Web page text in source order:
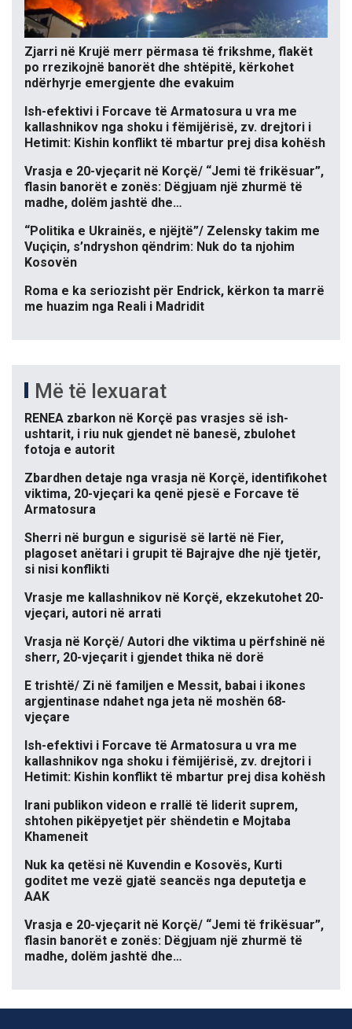
Zjarri në Krujë merr përmasa të frikshme, flakët
po rrezikojnë banorët dhe shtëpitë, kërkohet
ndërhyrje emergjente dhe evakuim
Ish-efektivi i Forcave të Armatosura u vra me
kallashnikov nga shoku i fëmijërisë, zv. drejtori i
Hetimit: Kishin konflikt të mbartur prej disa kohësh
Vrasja e 20-vjeçarit në Korçë/ “Jemi të frikësuar”,
flasin banorët e zonës: Dëgjuam një zhurmë të
madhe, dolëm jashtë dhe…
“Politika e Ukrainës, e njëjtë”/ Zelensky takim me
Vuçiçin, s’ndryshon qëndrim: Nuk do ta njohim
Kosovën
Roma e ka seriozisht për Endrick, kërkon ta marrë
me huazim nga Reali i Madridit
Më të lexuarat
RENEA zbarkon në Korçë pas vrasjes së ish-
ushtarit, i riu nuk gjendet në banesë, zbulohet
fotoja e autorit
Zbardhen detaje nga vrasja në Korçë, identifikohet
viktima, 20-vjeçari ka qenë pjesë e Forcave të
Armatosura
Sherri në burgun e sigurisë së lartë në Fier,
plagoset anëtari i grupit të Bajrajve dhe një tjetër,
si nisi konflikti
Vrasje me kallashnikov në Korçë, ekzekutohet 20-
vjeçari, autori në arrati
Vrasja në Korçë/ Autori dhe viktima u përfshinë në
sherr, 20-vjeçarit i gjendet thika në dorë
E trishtë/ Zi në familjen e Messit, babai i ikones
argjentinase ndahet nga jeta në moshën 68-
vjeçare
Ish-efektivi i Forcave të Armatosura u vra me
kallashnikov nga shoku i fëmijërisë, zv. drejtori i
Hetimit: Kishin konflikt të mbartur prej disa kohësh
Irani publikon videon e rrallë të liderit suprem,
shtohen pikëpyetjet për shëndetin e Mojtaba
Khameneit
Nuk ka qetësi në Kuvendin e Kosovës, Kurti
goditet me vezë gjatë seancës nga deputetja e
AAK
Vrasja e 20-vjeçarit në Korçë/ “Jemi të frikësuar”,
flasin banorët e zonës: Dëgjuam një zhurmë të
madhe, dolëm jashtë dhe…